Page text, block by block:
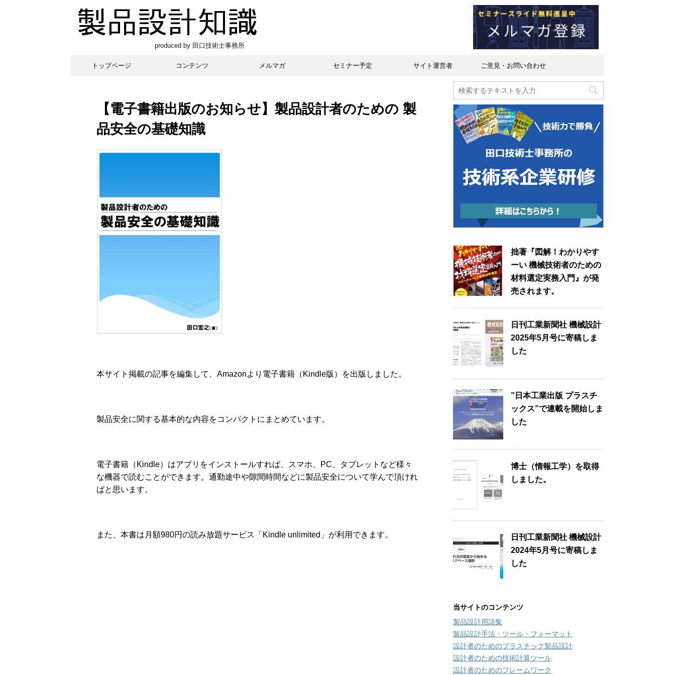
produced by 田口技術士事務所
トップページ コンテンツ メルマガ セミナー予定 サイト運営者 ご意見・お問い合わせ
【電子書籍出版のお知らせ】製品設計者のための 製
品安全の基礎知識
本サイト掲載の記事を編集して、Amazonより電子書籍（Kindle版）を出版しました。
製品安全に関する基本的な内容をコンパクトにまとめています。
電子書籍（Kindle）はアプリをインストールすれば、スマホ、PC、タブレットなど様々
な機器で読むことができます。通勤途中や隙間時間などに製品安全について学んで頂けれ
ばと思います。
また、本書は月額980円の読み放題サービス「Kindle unlimited」が利用できます。
拙著『図解！わかりやす
ーい 機械技術者のための
材料選定実務入門』が発
売されます。
日刊工業新聞社 機械設計
2025年5月号に寄稿しま
した
”日本工業出版 プラスチ
ックス”で連載を開始しま
した
博士（情報工学）を取得
しました。
日刊工業新聞社 機械設計
2024年5月号に寄稿しま
した
当サイトのコンテンツ
製品設計用語集
製品設計手法・ツール・フォーマット
設計者のためのプラスチック製品設計
設計者のための技術計算ツール
設計者のためのフレームワーク